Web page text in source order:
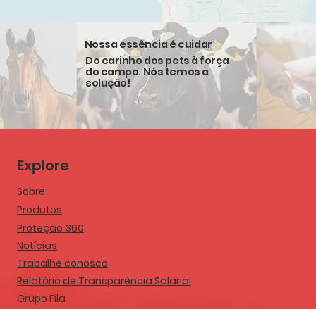
Nossa essência é cuidar
Do carinho dos pets à força
do campo. Nós temos a
solução!
Explore
Sobre
Produtos
Proteção 360
Notícias
Trabalhe conosco
Relatório de Transparência Salarial
Grupo Fila